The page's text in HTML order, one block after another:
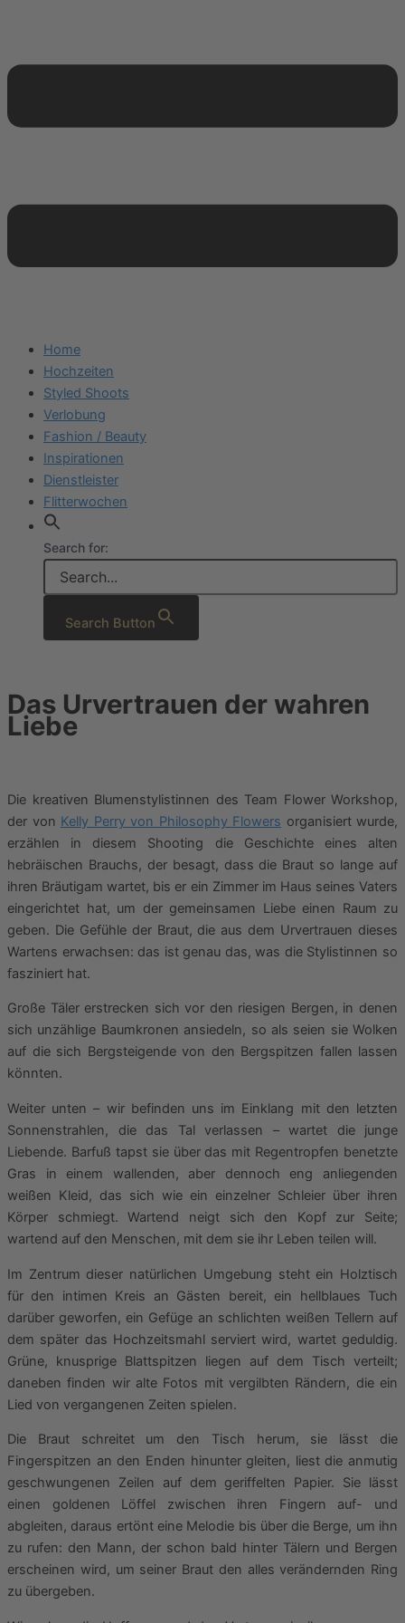
Home
Hochzeiten
Styled Shoots
Verlobung
Fashion / Beauty
Inspirationen
Dienstleister
Flitterwochen
Search for:
Search Button
Das Urvertrauen der wahren
Liebe
Die kreativen Blumenstylistinnen des Team Flower Workshop,
der von Kelly Perry von Philosophy Flowers organisiert wurde,
erzählen in diesem Shooting die Geschichte eines alten
hebräischen Brauchs, der besagt, dass die Braut so lange auf
ihren Bräutigam wartet, bis er ein Zimmer im Haus seines Vaters
eingerichtet hat, um der gemeinsamen Liebe einen Raum zu
geben. Die Gefühle der Braut, die aus dem Urvertrauen dieses
Wartens erwachsen: das ist genau das, was die Stylistinnen so
fasziniert hat.
Große Täler erstrecken sich vor den riesigen Bergen, in denen
sich unzählige Baumkronen ansiedeln, so als seien sie Wolken
auf die sich Bergsteigende von den Bergspitzen fallen lassen
könnten.
Weiter unten – wir befinden uns im Einklang mit den letzten
Sonnenstrahlen, die das Tal verlassen – wartet die junge
Liebende. Barfuß tapst sie über das mit Regentropfen benetzte
Gras in einem wallenden, aber dennoch eng anliegenden
weißen Kleid, das sich wie ein einzelner Schleier über ihren
Körper schmiegt. Wartend neigt sich den Kopf zur Seite;
wartend auf den Menschen, mit dem sie ihr Leben teilen will.
Im Zentrum dieser natürlichen Umgebung steht ein Holztisch
für den intimen Kreis an Gästen bereit, ein hellblaues Tuch
darüber geworfen, ein Gefüge an schlichten weißen Tellern auf
dem später das Hochzeitsmahl serviert wird, wartet geduldig.
Grüne, knusprige Blattspitzen liegen auf dem Tisch verteilt;
daneben finden wir alte Fotos mit vergilbten Rändern, die ein
Lied von vergangenen Zeiten spielen.
Die Braut schreitet um den Tisch herum, sie lässt die
Fingerspitzen an den Enden hinunter gleiten, liest die anmutig
geschwungenen Zeilen auf dem geriffelten Papier. Sie lässt
einen goldenen Löffel zwischen ihren Fingern auf- und
abgleiten, daraus ertönt eine Melodie bis über die Berge, um ihn
zu rufen: den Mann, der schon bald hinter Tälern und Bergen
erscheinen wird, um seiner Braut den alles verändernden Ring
zu übergeben.